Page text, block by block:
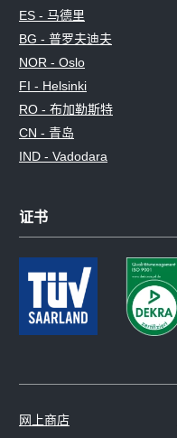
ES - 马德里
BG - 普罗夫迪夫
NOR - Oslo
FI - Helsinki
RO - 布加勒斯特
CN - 青岛
IND - Vadodara
证书
网上商店